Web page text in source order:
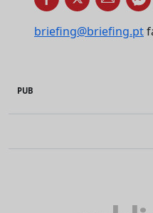
briefing@briefing.pt
PUB